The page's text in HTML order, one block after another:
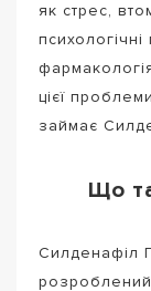
як стрес,
цієї
займає
Що
Силденафіл
розроблений